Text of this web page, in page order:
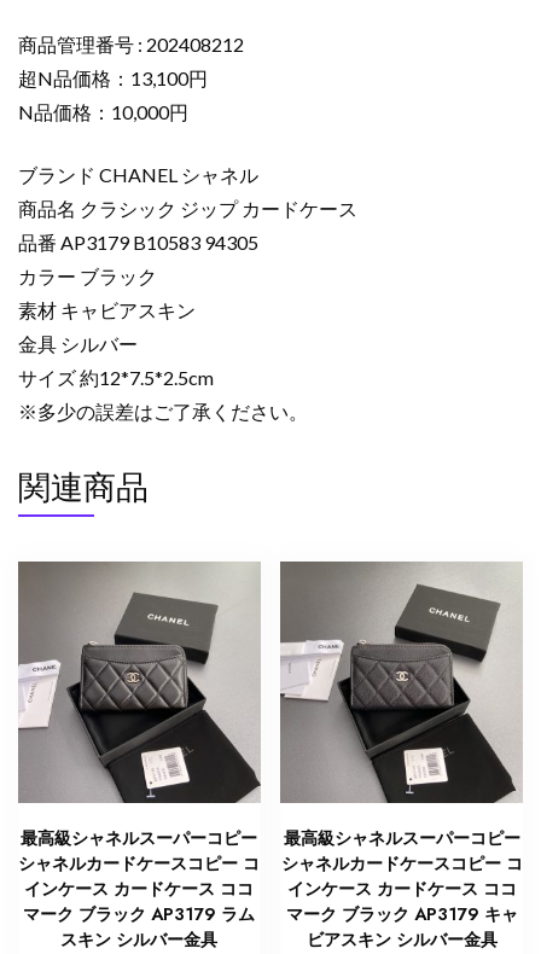
ー
ス
コ
ピ
ク
ラ
シ
ッ
ク
ジ
ッ
プ
カ
ド
ケ
ス
ク
AP3179
B10583
ャ
ビ
ア
ス
商品管理番号 : 202408212
超N品価格：13,100円
N品価格：10,000円
ブランド CHANEL シャネル
商品名 クラシック ジップ カードケース
品番 AP3179 B10583 94305
カラー ブラック
素材 キャビアスキン
金具 シルバー
サイズ 約12*7.5*2.5cm
※多少の誤差はご了承ください。
関連商品
最高級シャネルスーパーコピー
シャネルカードケースコピー コ
インケース カードケース ココ
マーク ブラック AP3179 ラム
スキン シルバー金具
最高級シャネルスーパーコピー
シャネルカードケースコピー コ
インケース カードケース ココ
マーク ブラック AP3179 キャ
ビアスキン シルバー金具